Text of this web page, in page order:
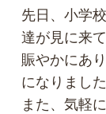
先日、小学
達が見に来
賑やかにあ
になりました
また、気軽